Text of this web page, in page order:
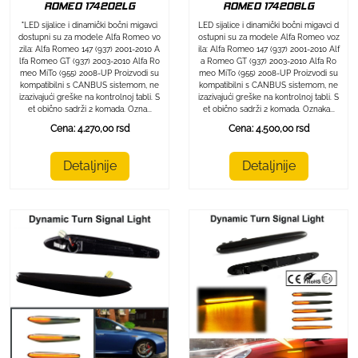
ROMEO 174202LG
"LED sijalice i dinamički bočni migavci
dostupni su za modele Alfa Romeo vo
zila: Alfa Romeo 147 (937) 2001-2010 A
lfa Romeo GT (937) 2003-2010 Alfa Ro
meo MiTo (955) 2008-UP Proizvodi su
kompatibilni s CANBUS sistemom, ne
izazivajući greške na kontrolnoj tabli. S
et obično sadrži 2 komada. Ozna...
Cena: 4.270,00 rsd
Detaljnije
ROMEO 174206LG
LED sijalice i dinamički bočni migavci d
ostupni su za modele Alfa Romeo voz
ila: Alfa Romeo 147 (937) 2001-2010 Alf
a Romeo GT (937) 2003-2010 Alfa Ro
meo MiTo (955) 2008-UP Proizvodi su
kompatibilni s CANBUS sistemom, ne
izazivajući greške na kontrolnoj tabli. S
et obično sadrži 2 komada. Oznaka...
Cena: 4.500,00 rsd
Detaljnije